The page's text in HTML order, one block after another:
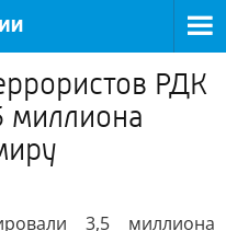
РДК
миллиона
3,5 миллиона